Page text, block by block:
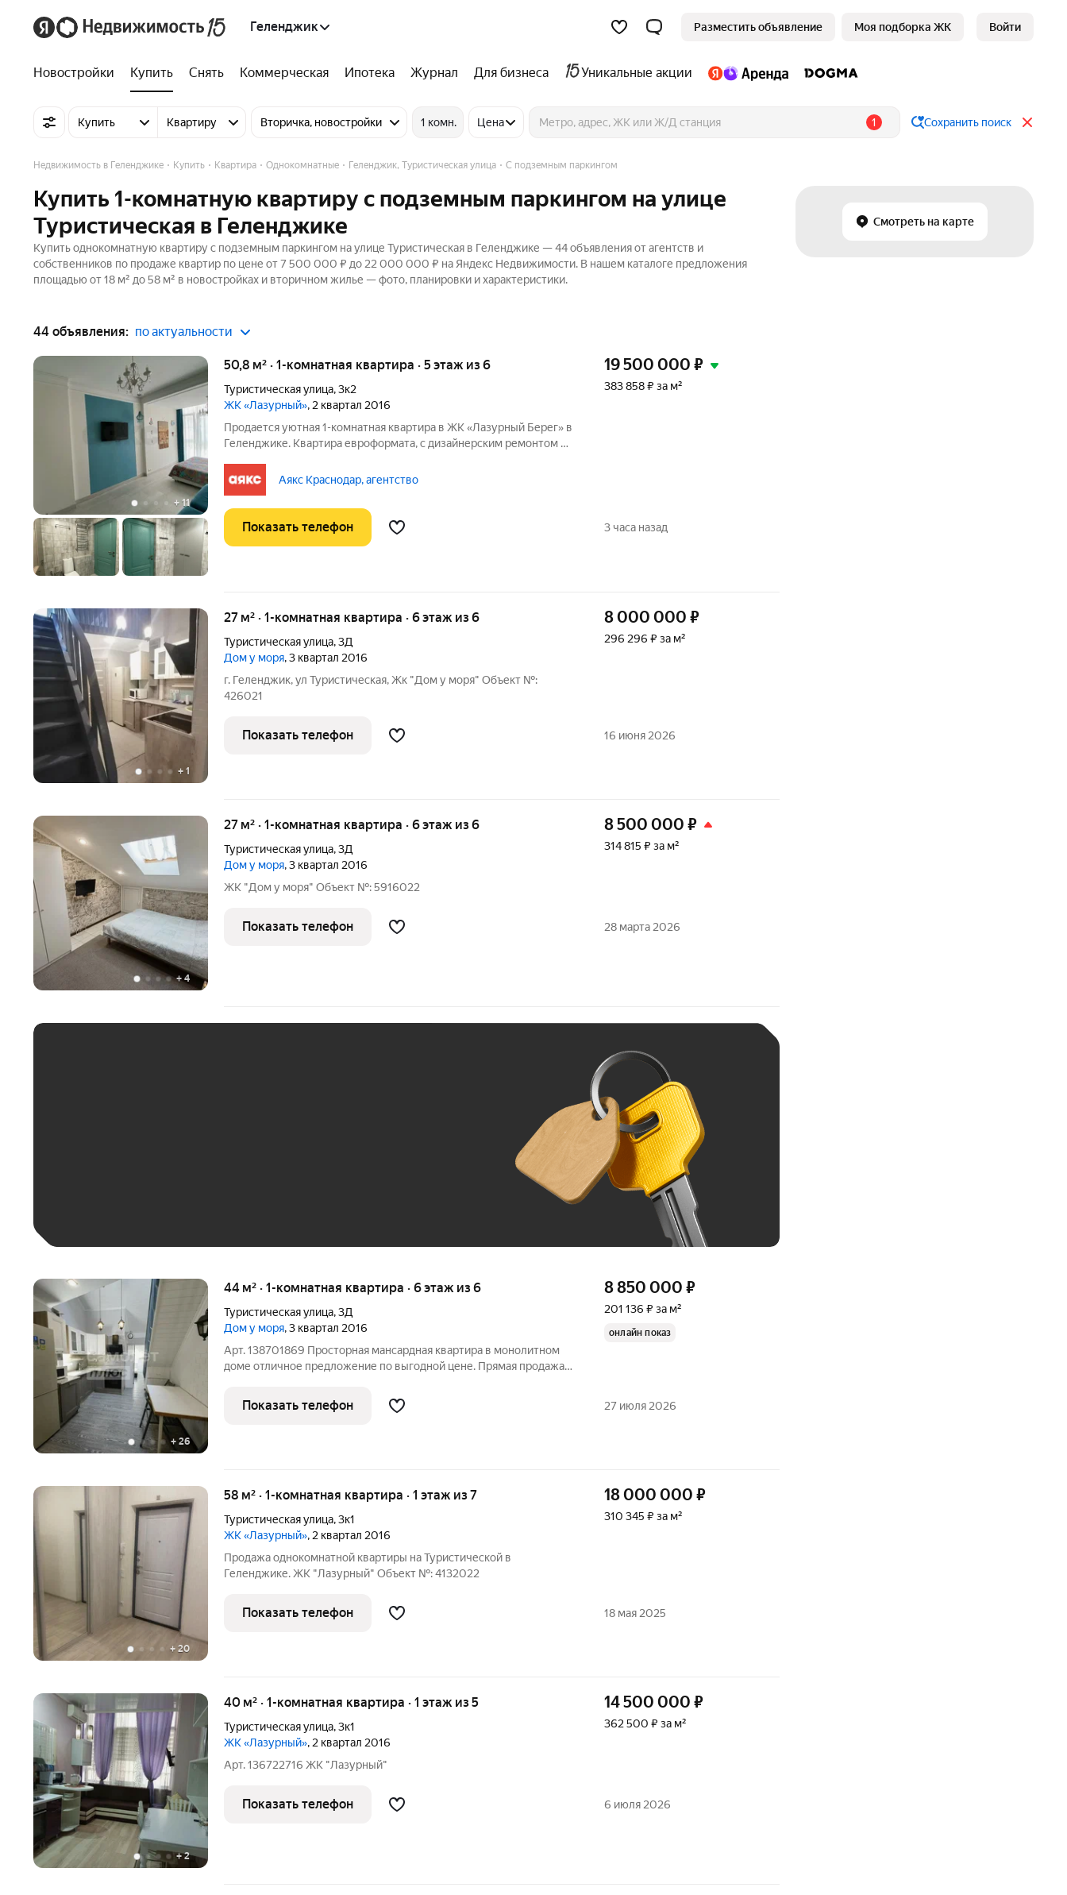
Геленджик Разместить объявление Моя подборка ЖК Войти
Новостройки Купить Снять Коммерческая Ипотека Журнал Для бизнеса Уникальные акции
Купить Квартиру Вторичка, новостройки 1 комн. Цена 1 Сохранить поиск
Смотреть на карте
Недвижимость в Геленджике Купить Квартира Однокомнатные Геленджик, Туристическая улица С подземным паркингом
Купить 1-комнатную квартиру с подземным паркингом на улице
Туристическая в Геленджике
Купить однокомнатную квартиру с подземным паркингом на улице Туристическая в Геленджике — 44 объявления от агентств и
собственников по продаже квартир по цене от 7 500 000 ₽ до 22 000 000 ₽ на Яндекс Недвижимости. В нашем каталоге предложения
площадью от 18 м² до 58 м² в новостройках и вторичном жилье — фото, планировки и характеристики.
44 объявления: по актуальности
+ 11
50,8 м² · 1-комнатная квартира · 5 этаж из 6
Туристическая улица,3к2
ЖК «Лазурный», 2 квартал 2016
Продается уютная 1-комнатная квартира в ЖК «Лазурный Берег» в
Геленджике. Квартира евроформата, с дизайнерским ремонтом и
на улице Туристической, всего в 400 метрах от моря.
Аякс Краснодар, агентство
19 500 000 ₽
383 858 ₽ за м²
Показать телефон 3 часа назад
+ 1
27 м² · 1-комнатная квартира · 6 этаж из 6
Туристическая улица,3Д
Дом у моря, 3 квартал 2016
г. Геленджик, ул Туристическая, Жк "Дом у моря" Oбъект №:
426021
8 000 000 ₽
296 296 ₽ за м²
Показать телефон 16 июня 2026
+4
27 м² · 1-комнатная квартира · 6 этаж из 6
Туристическая улица,3Д
Дом у моря, 3 квартал 2016
ЖК "Дом у моря" Oбъект №: 5916022
8 500 000 ₽
314 815 ₽ за м²
Показать телефон 28 марта 2026
+ 26
44 м² · 1-комнатная квартира · 6 этаж из 6
Туристическая улица,3Д
Дом у моря, 3 квартал 2016
Арт. 138701869 Просторная мансардная квартира в монолитном
доме отличное предложение по выгодной цене. Прямая продажа,
сделка пройдет быстро и без лишних задержек. Однокомнатная
квартира на
8 850 000 ₽
201 136 ₽ за м²
онлайн показ
Показать телефон 27 июля 2026
+ 20
58 м² · 1-комнатная квартира · 1 этаж из 7
Туристическая улица,3к1
ЖК «Лазурный», 2 квартал 2016
Продажа однокомнатной квартиры на Туристической в
Геленджике. ЖК "Лазурный" Oбъект №: 4132022
18 000 000 ₽
310 345 ₽ за м²
Показать телефон 18 мая 2025
+2
40 м² · 1-комнатная квартира · 1 этаж из 5
Туристическая улица,3к1
ЖК «Лазурный», 2 квартал 2016
Арт. 136722716 ЖК "Лазурный"
14 500 000 ₽
362 500 ₽ за м²
Показать телефон 6 июля 2026